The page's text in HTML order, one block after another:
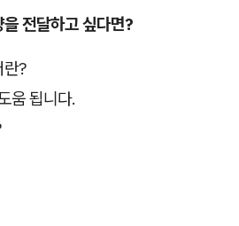
전달하고 싶다면?
란?
움 됩니다.